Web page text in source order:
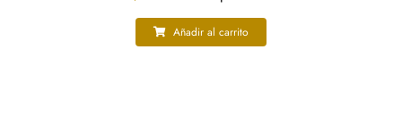
Añadir al carrito